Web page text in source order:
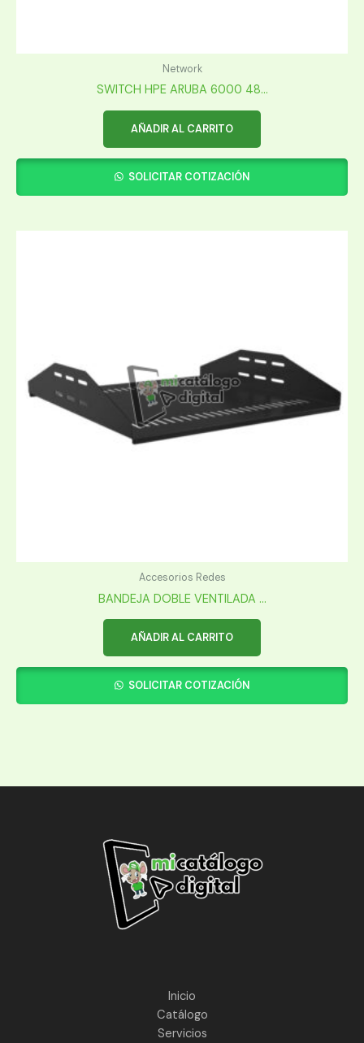
Network
SWITCH HPE ARUBA 6000 48...
AÑADIR AL CARRITO
SOLICITAR COTIZACIÓN
Accesorios Redes
BANDEJA DOBLE VENTILADA ...
AÑADIR AL CARRITO
SOLICITAR COTIZACIÓN
Inicio
Catálogo
Servicios